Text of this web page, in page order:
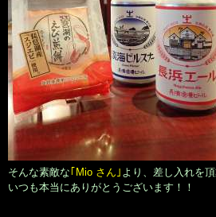
そんな素敵な｢Mio さん｣ より、差し入れを
いつも本当にありがとうございます！！